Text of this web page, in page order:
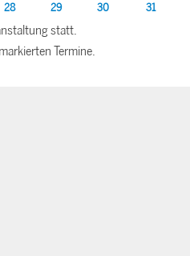
28 29 30 31
statt.
markierten Termine.